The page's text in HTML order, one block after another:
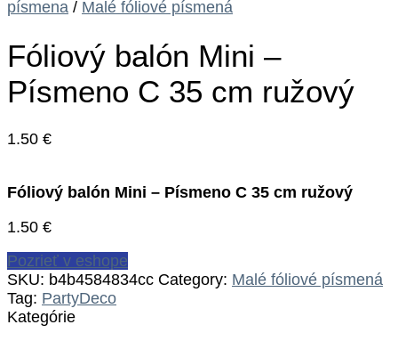
písmena / Malé fóliové písmená
Fóliový balón Mini –
Písmeno C 35 cm ružový
1.50 €
Fóliový balón Mini – Písmeno C 35 cm ružový
1.50 €
Pozrieť v eshope
SKU: b4b4584834cc Category: Malé fóliové písmená
Tag: PartyDeco
Kategórie